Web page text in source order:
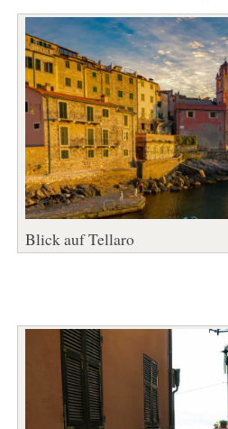
Blick auf Tellaro